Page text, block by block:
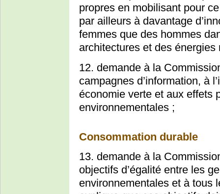
propres en mobilisant pour
par ailleurs à davantage
femmes que des hommes
architectures et des
12. demande à la
campagnes d’information, à
économie verte et aux effets
environnementales ;
Consommation durable
13. demande à la
objectifs d’égalité entre les
environnementales et à tous